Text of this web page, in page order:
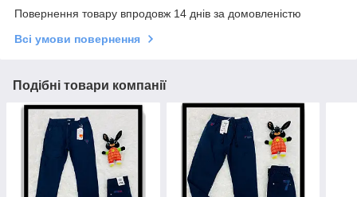
Повернення товару впродовж 14 днів за домовленістю
Всі умови повернення
Подібні товари компанії